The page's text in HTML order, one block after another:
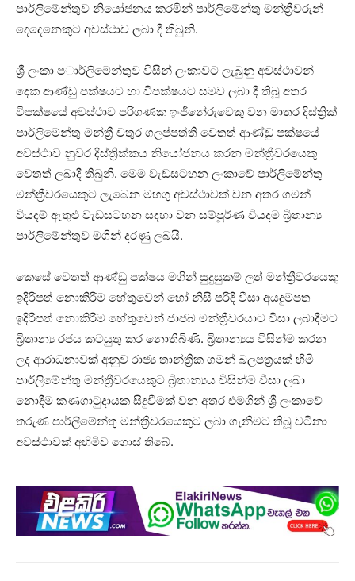
පාර්ලිමේන්තුව නියෝජනය කරමින් පාර්ලිමේන්තු මන්ත්‍රීවරුන්
දෙදෙනෙකුට අවස්ථාව ලබා දී තිබුනි.
ශ්‍රී ලංකා පාර්ලිමේන්තුව විසින් ලංකාවට ලැබුනු අවස්ථාවන්
දෙක ආණ්ඩු පක්ෂයට හා විපක්ෂයට සමව ලබා දී තිබූ අතර
විපක්ෂයේ අවස්ථාව පරිගණක ඉංජිනේරුවෙකු වන මාතර දිස්ත්‍රික්
පාර්ලිමේන්තු මන්ත්‍රී චතුර ගලප්පත්ති වෙතත් ආණ්ඩු පක්ෂයේ
අවස්ථාව නුවර දිස්ත්‍රික්කය නියෝජනය කරන මන්ත්‍රීවරයෙකු
වෙතත් ලබාදී තිබුනි. මෙම වැඩසටහන ලංකාවේ පාර්ලිමේන්තු
මන්ත්‍රීවරයෙකුට ලැබෙන මහගු අවස්ථාවක් වන අතර ගමන්
වියදම් ඇතුළු වැඩසටහන සදහා වන සම්පූර්ණ වියදම බ්‍රිතාන්‍ය
පාර්ලිමේන්තුව මගින් දරණු ලබයි.
කෙසේ වෙතත් ආණ්ඩු පක්ෂය මගින් සුදුසුකම් ලත් මන්ත්‍රීවරයෙකු
ඉදිරිපත් නොකිරීම හේතුවෙන් හෝ නිසි පරිදි වීසා අයදුම්පත
ඉදිරිපත් නොකිරීම හේතුවෙන් ජාජබ මන්ත්‍රීවරයාට විසා ලබාදීමට
බ්‍රිතාන්‍ය රජය කටයුතු කර නොතිබිණි. බ්‍රිතාන්‍යය විසින්ම කරන
ලද ආරාධනාවක් අනුව රාජ්‍ය තාන්ත්‍රික ගමන් බලපත්‍රයක් හිමි
පාර්ලිමේන්තු මන්ත්‍රීවරයෙකුට බ්‍රිතාන්‍යය විසින්ම වීසා ලබා
නොදීම කණගාටුදායක සිදුවීමක් වන අතර එමගින් ශ්‍රී ලංකාවේ
තරුණ පාර්ලිමේන්තු මන්ත්‍රීවරයෙකුට ලබා ගැනීමට තිබූ වටිනා
අවස්ථාවක් අහිමිව ගොස් තිබේ.